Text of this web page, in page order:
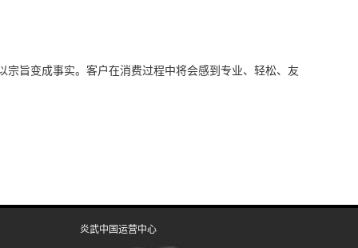
旨变成事实。客户在消费过程中将会感到专业、轻松、友
炎武中国运营中心